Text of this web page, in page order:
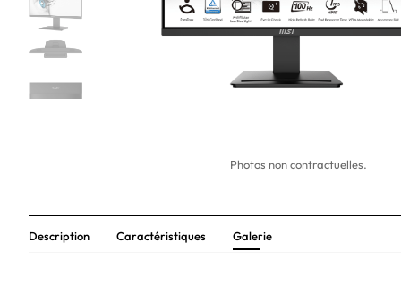
Photos non contractuelles.
Description Caractéristiques Galerie